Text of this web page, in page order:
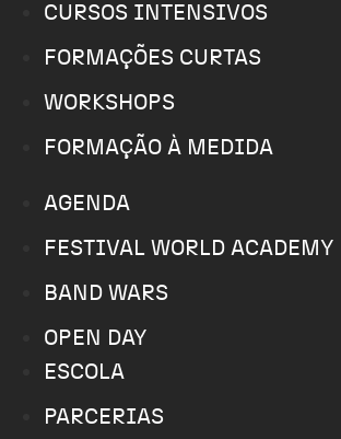
CURSOS INTENSIVOS
FORMAÇÕES CURTAS
WORKSHOPS
FORMAÇÃO À MEDIDA
AGENDA
FESTIVAL WORLD ACADEMY
BAND WARS
OPEN DAY
ESCOLA
PARCERIAS